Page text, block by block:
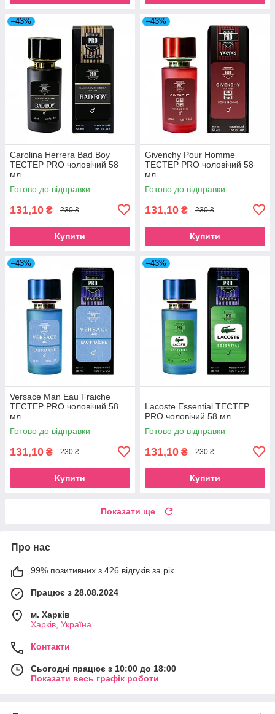
–43%
Carolina Herrera Bad Boy
TECТЕР PRO чоловічий 58
мл
Готово до відправки
131,10 ₴ 230 ₴
Купити
–43%
Givenchy Pour Homme
TEСТЕР PRO чоловічий 58
мл
Готово до відправки
131,10 ₴ 230 ₴
Купити
–43%
Versace Man Eau Fraiche
ТЕСТЕР PRO чоловічий 58
мл
Готово до відправки
131,10 ₴ 230 ₴
Купити
–43%
Lacoste Essential ТЕСТЕР
PRO чоловічий 58 мл
Готово до відправки
131,10 ₴ 230 ₴
Купити
Показати ще
Про нас
99% позитивних з 426 відгуків за рік
Працює з 28.08.2024
м. Харків
Харків, Україна
Контакти
Сьогодні працює з 10:00 до 18:00
Показати весь графік роботи